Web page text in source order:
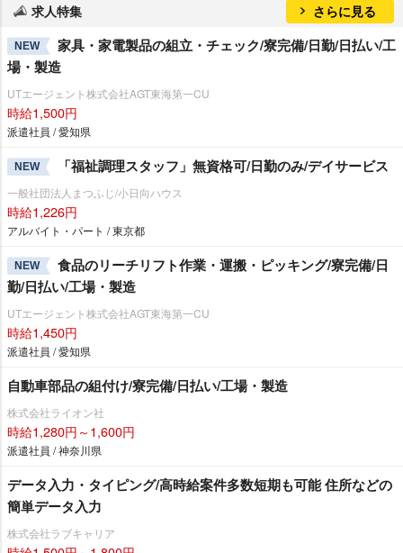
求人特集 さらに見る
NEW
家具・家電製品の組立・チェック/寮完備/日勤/日払い/工
場・製造
UTエージェント株式会社AGT東海第一CU
時給1,500円
派遣社員 / 愛知県
NEW 「福祉調理スタッフ」無資格可/日勤のみ/デイサービス
一般社団法人まつふじ/小日向ハウス
時給1,226円
アルバイト・パート / 東京都
NEW
食品のリーチリフト作業・運搬・ピッキング/寮完備/日
勤/日払い/工場・製造
UTエージェント株式会社AGT東海第一CU
時給1,450円
派遣社員 / 愛知県
自動車部品の組付け/寮完備/日払い/工場・製造
株式会社ライオン社
時給1,280円～1,600円
派遣社員 / 神奈川県
データ入力・タイピング/高時給案件多数短期も可能 住所などの
簡単データ入力
株式会社ラブキャリア